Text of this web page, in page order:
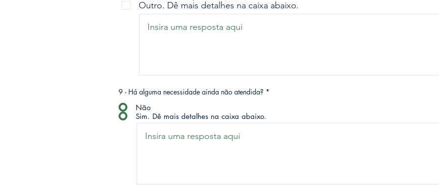
Outro. Dê mais detalhes na caixa abaixo.
9 - Há alguma necessidade ainda não atendida? *
Não
Sim. Dê mais detalhes na caixa abaixo.